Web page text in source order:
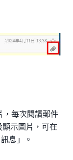
，每次閱讀郵件
示圖片，可在
息」。